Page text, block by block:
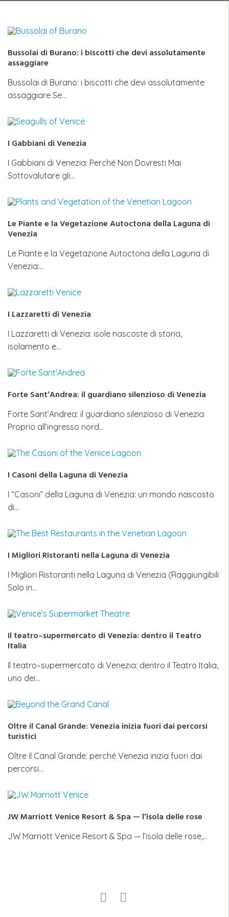
Bussolai di Burano: i biscotti che devi assolutamente
assaggiare
Bussolai di Burano: i biscotti che devi assolutamente
assaggiare Se…
I Gabbiani di Venezia
I Gabbiani di Venezia: Perché Non Dovresti Mai
Sottovalutare gli…
Le Piante e la Vegetazione Autoctona della Laguna di
Venezia
Le Piante e la Vegetazione Autoctona della Laguna di
Venezia:…
I Lazzaretti di Venezia
I Lazzaretti di Venezia: isole nascoste di storia,
isolamento e…
Forte Sant’Andrea: il guardiano silenzioso di Venezia
Forte Sant’Andrea: il guardiano silenzioso di Venezia
Proprio all’ingresso nord…
I Casoni della Laguna di Venezia
I “Casoni” della Laguna di Venezia: un mondo nascosto
di…
I Migliori Ristoranti nella Laguna di Venezia
I Migliori Ristoranti nella Laguna di Venezia (Raggiungibili
Solo in…
Il teatro–supermercato di Venezia: dentro il Teatro
Italia
Il teatro–supermercato di Venezia: dentro il Teatro Italia,
uno dei…
Oltre il Canal Grande: Venezia inizia fuori dai percorsi
turistici
Oltre il Canal Grande: perché Venezia inizia fuori dai
percorsi…
JW Marriott Venice Resort & Spa — l’isola delle rose
JW Marriott Venice Resort & Spa — l’isola delle rose,…